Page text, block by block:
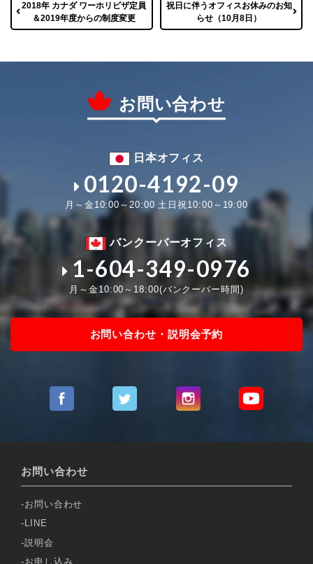
2018年 カナダ ワーホリビザ定員
＆2019年度からの制度変更
祝日に伴うオフィスお休みのお知
らせ（10月8日）
お問い合わせ
日本オフィス
0120-4192-09
月～金10:00～20:00 土日祝10:00～19:00
バンクーバーオフィス
1-604-349-0976
月～金10:00～18:00(バンクーバー時間)
お問い合わせ・説明会予約
お問い合わせ
お問い合わせ
LINE
説明会
お申し込み